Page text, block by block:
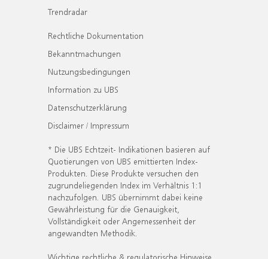
Trendradar
Rechtliche Dokumentation
Bekanntmachungen
Nutzungsbedingungen
Information zu UBS
Datenschutzerklärung
Disclaimer / Impressum
* Die UBS Echtzeit- Indikationen basieren auf
Quotierungen von UBS emittierten Index-
Produkten. Diese Produkte versuchen den
zugrundeliegenden Index im Verhältnis 1:1
nachzufolgen. UBS übernimmt dabei keine
Gewährleistung für die Genauigkeit,
Vollständigkeit oder Angemessenheit der
angewandten Methodik.